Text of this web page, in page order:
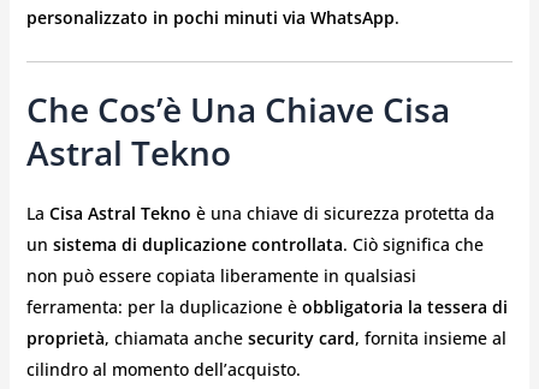
personalizzato in pochi minuti via WhatsApp.
Che Cos’è Una Chiave Cisa
Astral Tekno
La Cisa Astral Tekno è una chiave di sicurezza protetta da
un sistema di duplicazione controllata. Ciò significa che
non può essere copiata liberamente in qualsiasi
ferramenta: per la duplicazione è obbligatoria la tessera di
proprietà, chiamata anche security card, fornita insieme al
cilindro al momento dell’acquisto.